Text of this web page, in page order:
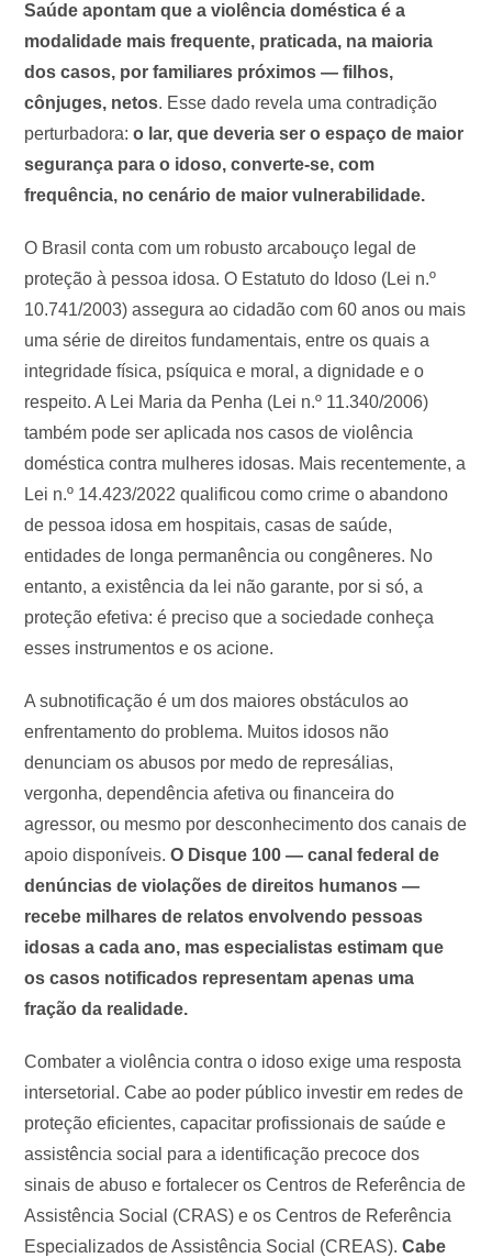
Saúde apontam que a violência doméstica é a
modalidade mais frequente, praticada, na maioria
dos casos, por familiares próximos — filhos,
cônjuges, netos. Esse dado revela uma contradição
perturbadora:o lar, que deveria ser o espaço de maior
segurança para o idoso, converte-se, com
frequência, no cenário de maior vulnerabilidade.
O Brasil conta com um robusto arcabouço legal de
proteção à pessoa idosa. O Estatuto do Idoso (Lei n.º
10.741/2003) assegura ao cidadão com 60 anos ou mais
uma série de direitos fundamentais, entre os quais a
integridade física, psíquica e moral, a dignidade e o
respeito. A Lei Maria da Penha (Lei n.º 11.340/2006)
também pode ser aplicada nos casos de violência
doméstica contra mulheres idosas. Mais recentemente, a
Lei n.º 14.423/2022 qualificou como crime o abandono
de pessoa idosa em hospitais, casas de saúde,
entidades de longa permanência ou congêneres. No
entanto, a existência da lei não garante, por si só, a
proteção efetiva: é preciso que a sociedade conheça
esses instrumentos e os acione.
A subnotificação é um dos maiores obstáculos ao
enfrentamento do problema. Muitos idosos não
denunciam os abusos por medo de represálias,
vergonha, dependência afetiva ou financeira do
agressor, ou mesmo por desconhecimento dos canais de
apoio disponíveis.O Disque 100 — canal federal de
denúncias de violações de direitos humanos —
recebe milhares de relatos envolvendo pessoas
idosas a cada ano, mas especialistas estimam que
os casos notificados representam apenas uma
fração da realidade.
Combater a violência contra o idoso exige uma resposta
intersetorial. Cabe ao poder público investir em redes de
proteção eficientes, capacitar profissionais de saúde e
assistência social para a identificação precoce dos
sinais de abuso e fortalecer os Centros de Referência de
Assistência Social (CRAS) e os Centros de Referência
Especializados de Assistência Social (CREAS).Cabe